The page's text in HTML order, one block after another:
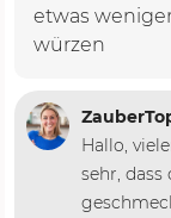
etwas
würzen
Hallo,
sehr,